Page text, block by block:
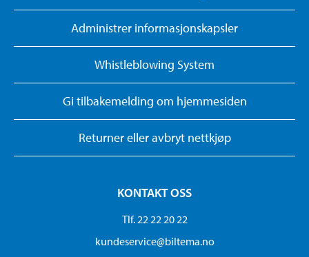
Administrer informasjonskapsler
Whistleblowing System
Gi tilbakemelding om hjemmesiden
Returner eller avbryt nettkjøp
KONTAKT OSS
Tlf. 22 22 20 22
kundeservice@biltema.no